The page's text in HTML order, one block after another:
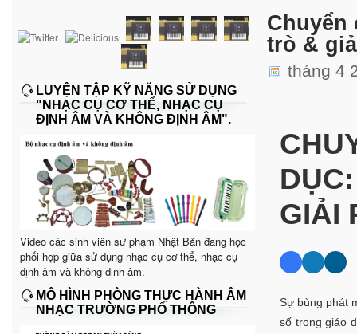
LUYỆN TẬP KỸ NĂNG SỬ DỤNG
"NHẠC CỤ CƠ THỂ, NHẠC CỤ
ĐỊNH ÂM VÀ KHÔNG ĐỊNH ÂM".
Video các sinh viên sư phạm Nhật Bản đang học
phối hợp giữa sử dụng nhạc cụ cơ thể, nhạc cụ
định âm và không định âm.
MÔ HÌNH PHÒNG THỰC HÀNH ÂM
NHẠC TRƯỜNG PHỔ THÔNG
Chuyển
trò &
tháng 4
GIẢI
Sự bùng phát
số trong giáo